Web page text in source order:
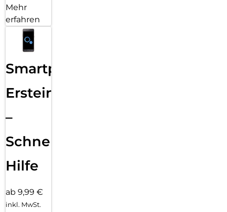
Mehr
erfahren
Smartphone
Ersteinrichtung
–
Schnelle
Hilfe
ab 9,99 €
inkl. MwSt.